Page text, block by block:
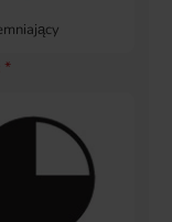
*